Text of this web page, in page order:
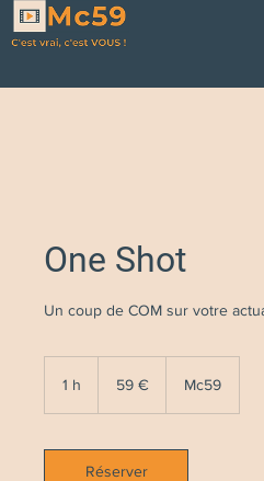
One Shot
Un coup de COM sur votre
1 h 59 € Mc59
Réserver